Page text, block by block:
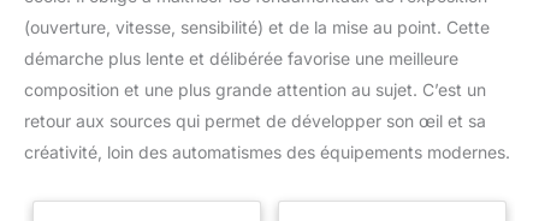
(ouverture, vitesse, sensibilité) et de la mise au point. Cette
démarche plus lente et délibérée favorise une meilleure
composition et une plus grande attention au sujet. C’est un
retour aux sources qui permet de développer son œil et sa
créativité, loin des automatismes des équipements modernes.